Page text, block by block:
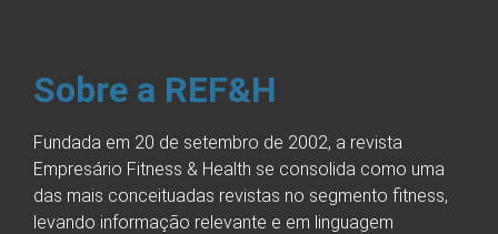
Sobre a REF&H
Fundada em 20 de setembro de 2002, a revista
Empresário Fitness & Health se consolida como uma
das mais conceituadas revistas no segmento fitness,
levando informação relevante e em linguagem